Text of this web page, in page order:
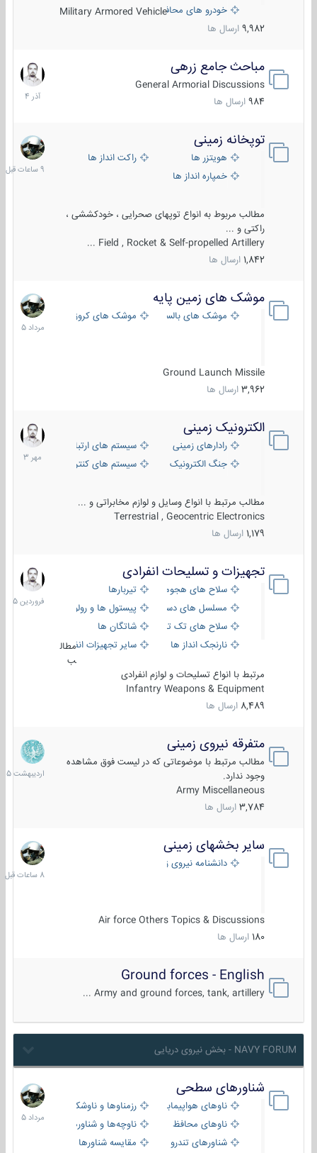
خودرو های محافظت شدهMilitary Armored Vehicle
9,982 ارسال ها
مباحث جامع زرهی
General Armorial Discussions
984 ارسال ها
7
آذر
1404
توپخانه زمینی
هویتزر ها
راکت انداز ها
خمپاره انداز ها
مطالب مربوط به انواع توپهای صحرایی ، خودکششی ،
راکتی و ...
Field , Rocket & Self-propelled Artillery ...
1,842 ارسال ها
9
ساعات
قبل
موشک های زمین پایه
موشک های بالستیک موشک های کروز
Ground Launch Missile
3,962 ارسال ها
2
مرداد
1405
الکترونیک زمینی
رادارهای زمینی
سیستم های ارتباطی و جمع آوری
جنگ الکترونیک
سیستم های کنترل آتش و تجهیزات
مطالب مرتبط با انواع وسایل و لوازم مخابراتی و ...
Terrestrial , Geocentric Electronics
1,179 ارسال ها
1
مهر
1403
تجهیزات و تسلیحات انفرادی
سلاح های هجومی
تیربارها
مسلسل های دستی
پیستول ها و رولورها
سلاح های تک تیر اندازیشاتگان ها
نارنجک انداز ها
سایر تجهیزات انفرادی
مطال
ب
مرتبط با انواع تسلیحات و لوازم انفرادی
Infantry Weapons & Equipment
8,489 ارسال ها
17
فروردین
1405
متفرقه نیروی زمینی
مطالب مرتبط با موضوعاتی که در لیست فوق مشاهده
وجود ندارد.
Army Miscellaneous
3,784 ارسال ها
27
1405
سایر بخشهای زمینی
دانشنامه نیروی زمینی
Air force Others Topics & Discussions
180 ارسال ها
8
ساعات
قبل
Ground forces - English
Army and ground forces, tank, artillery ...
NAVY FORUM - بخش نیروی دریایی
شناورهای سطحی
ناوهای هواپیمابر و بالگرد بررزمناوها و ناوشکن‌ها
ناوهای محافظ
ناوچه‌ها و شناورهای گشتی
شناورهای تندرو
مقایسه شناورها
2
مرداد
1405